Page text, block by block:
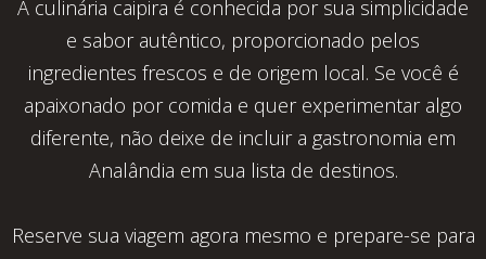
A culinária caipira é conhecida por sua simplicidade
e sabor autêntico, proporcionado pelos
ingredientes frescos e de origem local. Se você é
apaixonado por comida e quer experimentar algo
diferente, não deixe de incluir a gastronomia em
Analândia em sua lista de destinos.
Reserve sua viagem agora mesmo e prepare-se para